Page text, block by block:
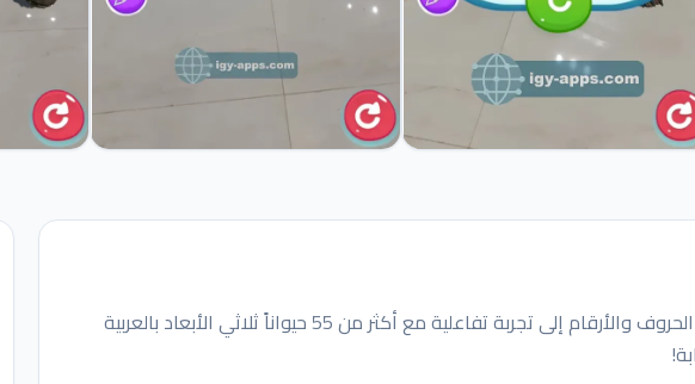
تطبيق حروف الواقع المعزز يحول تعلم الحروف والأرقام إلى تجربة تفاعلية مع أكثر من 55 حيواناً ثلاثي الأبعاد بالعربية